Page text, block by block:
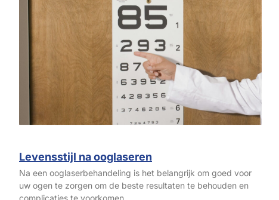
Levensstijl na ooglaseren
Na een ooglaserbehandeling is het belangrijk om goed voor
uw ogen te zorgen om de beste resultaten te behouden en
complicaties te voorkomen.